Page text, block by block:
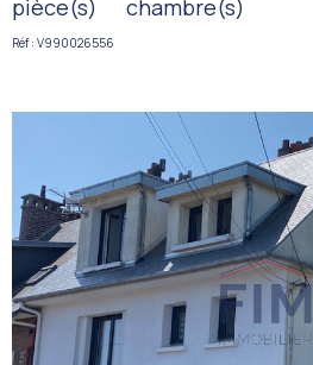
pièce(s) chambre(s)
Réf : V990026556
VOIR LE
BIEN